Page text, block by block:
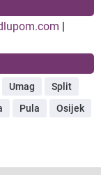
Umag
Split
Pula
Osijek